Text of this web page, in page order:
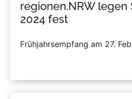
regionen.NRW
2024 fest
Frühjahrsempfang am 27.